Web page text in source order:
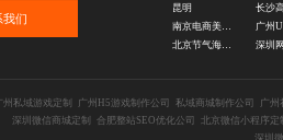
我们
昆明
南京电商美工外包公司
北京节气海报设计公司
州私域游戏定制 广州H5游戏制作公司 私域商城制作公司
广州
深圳微信商城定制
合肥整站SEO优化公司
北京微信小程序定
深圳